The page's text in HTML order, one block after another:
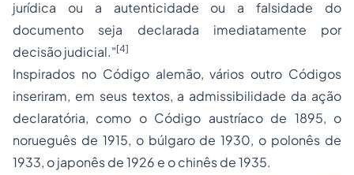
jurídica ou a autenticidade ou a falsidade do
documento seja declarada imediatamente por
decisão judicial."[4]
Inspirados no Código alemão, vários outro Códigos
inseriram, em seus textos, a admissibilidade da ação
declaratória, como o Código austríaco de 1895, o
norueguês de 1915, o búlgaro de 1930, o polonês de
1933, o japonês de 1926 e o chinês de 1935.